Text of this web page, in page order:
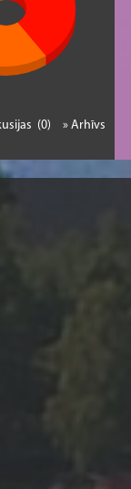
» Arhīvs
(0)